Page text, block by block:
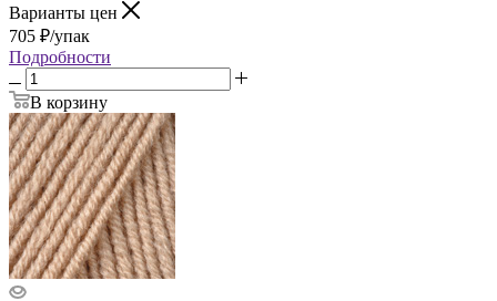
Варианты цен
705 ₽/упак
Подробности
В корзину